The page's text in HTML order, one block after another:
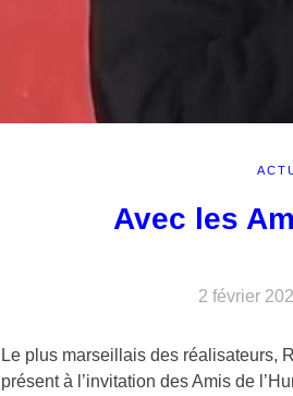
Avec les
2 février
Le plus marseillais des réalisateurs,
présent à l’invitation des Amis de